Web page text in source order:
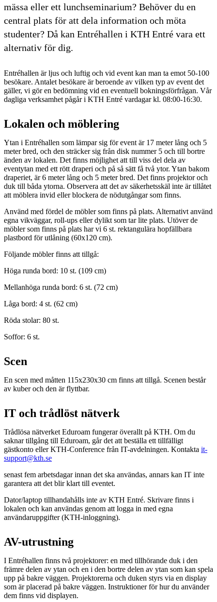
mässa eller ett lunchseminarium? Behöver du en
central plats för att dela information och möta
studenter? Då kan Entréhallen i KTH Entré vara ett
alternativ för dig.
Entréhallen är ljus och luftig och vid event kan man ta emot 50-100
besökare. Antalet besökare är beroende av vilken typ av event det
gäller, vi gör en bedömning vid en eventuell bokningsförfrågan. Vår
dagliga verksamhet pågår i KTH Entré vardagar kl. 08:00-16:30.
Lokalen och möblering
Ytan i Entréhallen som lämpar sig för event är 17 meter lång och 5
meter bred, och den sträcker sig från disk nummer 5 och till bortre
änden av lokalen. Det finns möjlighet att till viss del dela av
eventytan med ett rött draperi och på så sätt få två ytor. Ytan bakom
draperiet, är 6 meter lång och 5 meter bred. Det finns projektor och
duk till båda ytorna. Observera att det av säkerhetsskäl inte är tillåtet
att möblera invid eller blockera de nödutgångar som finns.
Använd med fördel de möbler som finns på plats. Alternativt använd
egna vikväggar, roll-ups eller dylikt som tar lite plats. Utöver de
möbler som finns på plats har vi 6 st. rektangulära hopfällbara
plastbord för utlåning (60x120 cm).
Följande möbler finns att tillgå:
Höga runda bord: 10 st. (109 cm)
Mellanhöga runda bord: 6 st. (72 cm)
Låga bord: 4 st. (62 cm)
Röda stolar: 80 st.
Soffor: 6 st.
Scen
En scen med måtten 115x230x30 cm finns att tillgå. Scenen består
av kuber och den är flyttbar.
IT och trådlöst nätverk
Trådlösa nätverket Eduroam fungerar överallt på KTH. Om du
saknar tillgång till Eduroam, går det att beställa ett tillfälligt
gästkonto eller KTH-Conference från IT-avdelningen. Kontakta it-
support@kth.se
senast fem arbetsdagar innan det ska användas, annars kan IT inte
garantera att det blir klart till eventet.
Dator/laptop tillhandahålls inte av KTH Entré. Skrivare finns i
lokalen och kan användas genom att logga in med egna
användaruppgifter (KTH-inloggning).
AV-utrustning
I Entréhallen finns två projektorer: en med tillhörande duk i den
främre delen av ytan och en i den bortre delen av ytan som kan spela
upp på bakre väggen. Projektorerna och duken styrs via en display
som är placerad på bakre väggen. Instruktioner för hur du använder
dem finns vid displayen.